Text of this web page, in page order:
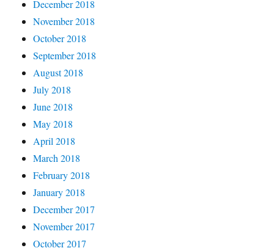
December 2018
November 2018
October 2018
September 2018
August 2018
July 2018
June 2018
May 2018
April 2018
March 2018
February 2018
January 2018
December 2017
November 2017
October 2017